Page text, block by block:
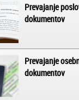
Prevajanje
dokumentov
Prevajanje
dokumentov